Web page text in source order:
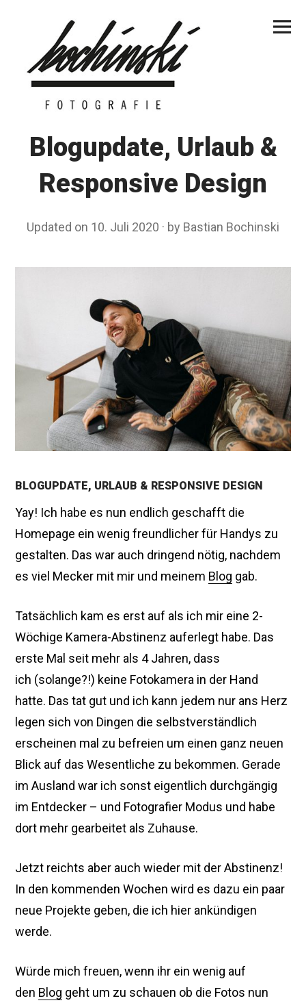
Menu
Blogupdate, Urlaub &
Responsive Design
Updated on 10. Juli 2020 1
O
b
2
by Bastian Bochinski
BLOGUPDATE, URLAUB & RESPONSIVE DESIGN
Yay! Ich habe es nun endlich geschafft die
Homepage ein wenig freundlicher für Handys zu
gestalten. Das war auch dringend nötig, nachdem
es viel Mecker mit mir und meinem Blog gab.
Tatsächlich kam es erst auf als ich mir eine 2-
Wöchige Kamera-Abstinenz auferlegt habe. Das
erste Mal seit mehr als 4 Jahren, dass
ich (solange?!) keine Fotokamera in der Hand
hatte. Das tat gut und ich kann jedem nur ans Herz
legen sich von Dingen die selbstverständlich
erscheinen mal zu befreien um einen ganz neuen
Blick auf das Wesentliche zu bekommen. Gerade
im Ausland war ich sonst eigentlich durchgängig
im Entdecker – und Fotografier Modus und habe
dort mehr gearbeitet als Zuhause.
Jetzt reichts aber auch wieder mit der Abstinenz!
In den kommenden Wochen wird es dazu ein paar
neue Projekte geben, die ich hier ankündigen
werde.
Würde mich freuen, wenn ihr ein wenig auf
den Blog geht um zu schauen ob die Fotos nun